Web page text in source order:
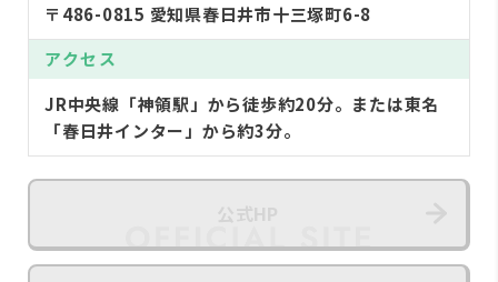
〒486-0815 愛知県春日井市十三塚町6-8
アクセス
JR中央線「神領駅」から徒歩約20分。または東名
「春日井インター」から約3分。